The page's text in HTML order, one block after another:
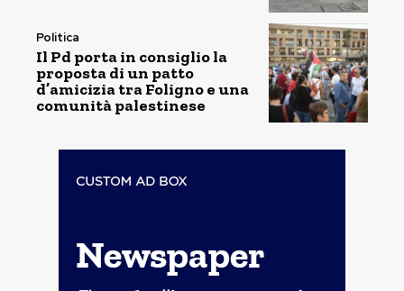
Politica
Il Pd porta in consiglio la
proposta di un patto
d’amicizia tra Foligno e una
comunità palestinese